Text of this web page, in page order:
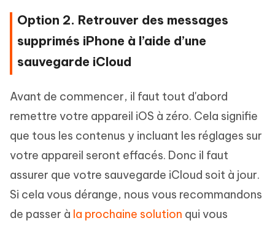
Option 2. Retrouver des messages
supprimés iPhone à l’aide d’une
sauvegarde iCloud
Avant de commencer, il faut tout d'abord
remettre votre appareil iOS à zéro. Cela signifie
que tous les contenus y incluant les réglages sur
votre appareil seront effacés. Donc il faut
assurer que votre sauvegarde iCloud soit à jour.
Si cela vous dérange, nous vous recommandons
de passer à la prochaine solution qui vous